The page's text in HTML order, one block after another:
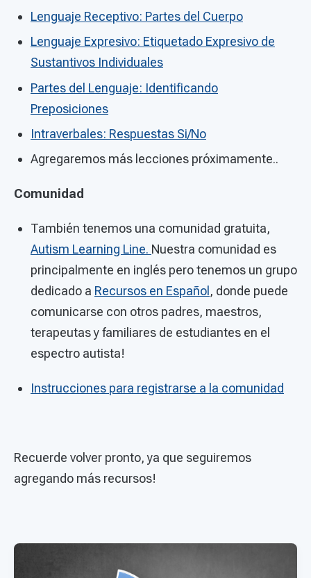
Lenguaje Receptivo: Partes del Cuerpo
Lenguaje Expresivo: Etiquetado Expresivo de
Sustantivos Individuales
Partes del Lenguaje: Identificando
Preposiciones
Intraverbales: Respuestas Si/No
Agregaremos más lecciones próximamente..
Comunidad
También tenemos una comunidad gratuita,
Autism Learning Line. Nuestra comunidad es
principalmente en inglés pero tenemos un grupo
dedicado a Recursos en Español , donde puede
comunicarse con otros padres, maestros,
terapeutas y familiares de estudiantes en el
espectro autista!
Instrucciones para registrarse a la comunidad
Recuerde volver pronto, ya que seguiremos
agregando más recursos!